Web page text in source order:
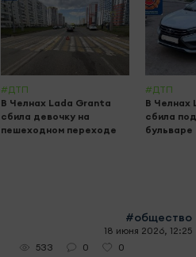
#ДТП
В Челнах Lada Granta
сбила девочку на
пешеходном переходе
#ДТП
В Челнах
сбила
#общество
18 июня 2026, 12:25
533
0 0